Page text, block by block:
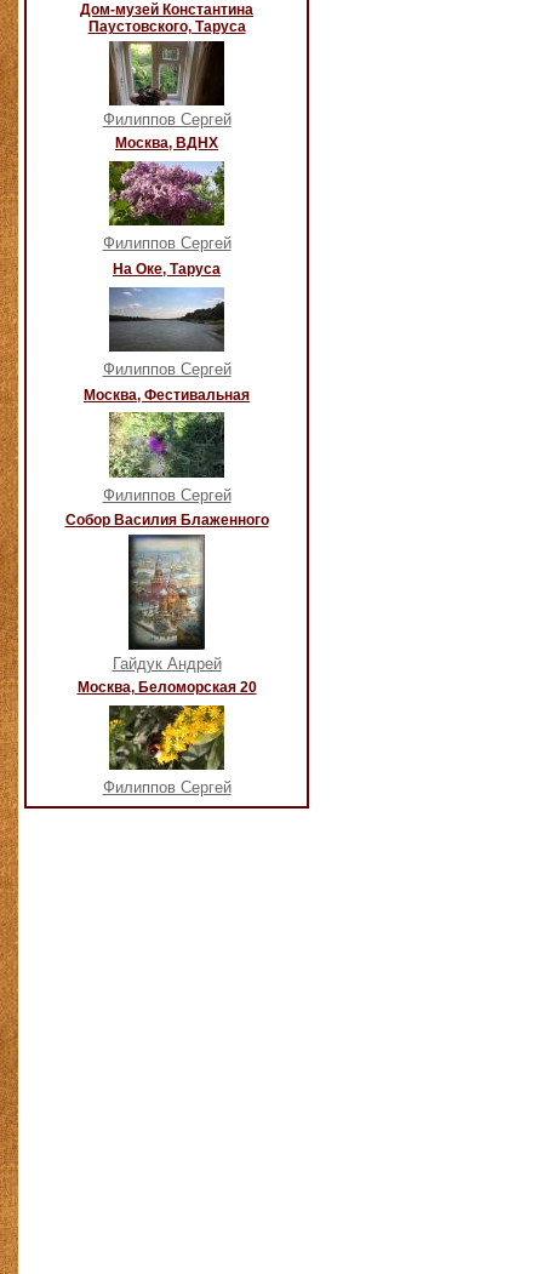
Дом-музей Константина
Паустовского, Таруса
Филиппов Сергей
Москва, ВДНХ
Филиппов Сергей
На Оке, Таруса
Филиппов Сергей
Москва, Фестивальная
Филиппов Сергей
Собор Василия Блаженного
Гайдук Андрей
Москва, Беломорская 20
Филиппов Сергей